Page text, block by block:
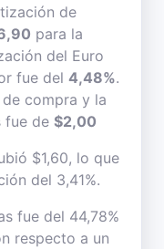
de
para la
del Euro
fue del 4,48%.
compra y la
fue de $2,00
$1,60, lo que
del 3,41%.
fue del 44,78%
respecto a un